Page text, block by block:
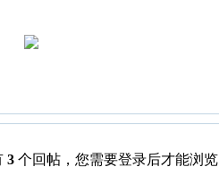
3个回帖，您需要登录后才能浏览